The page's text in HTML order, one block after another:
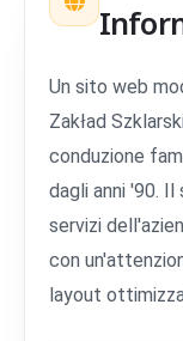
Un sito web
Zakład
conduzione
dagli anni '90.
servizi
con
layout